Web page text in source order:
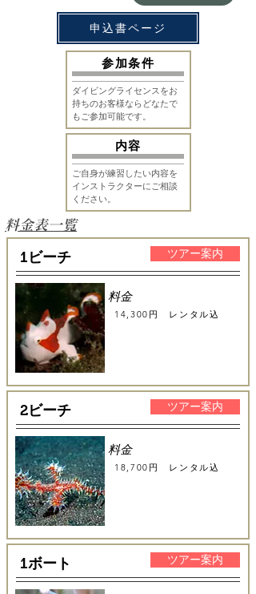
申込書ページ
​参加条件
ダイビングライセンスをお
持ちのお客様ならどなたで
もご参加可能です。
​内容
ご自身が練習したい内容を
インストラクターにご相談
ください。​
​料金表一覧
ツアー案内
1ビーチ
料金
14,300円 レンタル込
ツアー案内
2ビーチ
料金
18,700円 レンタル込
ツアー案内
1ボート